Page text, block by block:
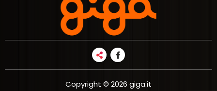
Copyright © 2026 giga.it